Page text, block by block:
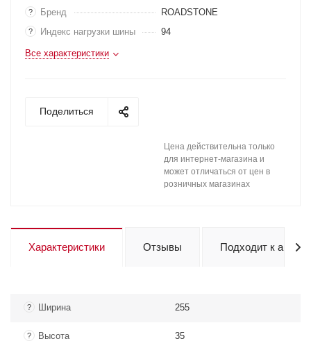
? Бренд ROADSTONE
? Индекс нагрузки шины 94
Все характеристики
Поделиться
Цена действительна только
для интернет-магазина и
может отличаться от цен в
розничных магазинах
Характеристики Отзывы Подходит к авто
? Ширина 255
? Высота 35